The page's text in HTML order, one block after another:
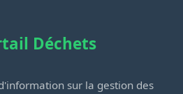
Déchets
sur la gestion des